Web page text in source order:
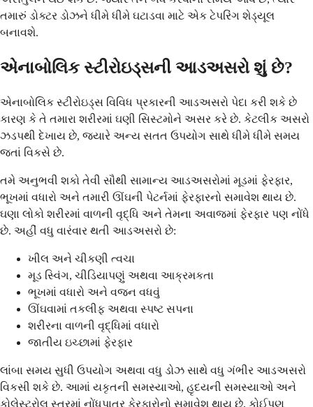
તમારું ડોક્ટર ડોઝને ધીમે ધીમે ઘટાડવા માટે એક ટેપરિંગ શેડ્યૂલ
બનાવશે.
એનાબોલિક સ્ટીરોઇડ્સની આડઅસરો શું છે?
એનાબોલિક સ્ટીરોઇડ્સ વિવિધ પ્રકારની આડઅસરો પેદા કરી શકે છે
કારણ કે તે તમારા શરીરમાં ઘણી સિસ્ટમોને અસર કરે છે. કેટલીક અસરો
ઝડપથી દેખાય છે, જ્યારે અન્ય સતત ઉપયોગ સાથે ધીમે ધીમે સમય
જતાં વિકસે છે.
તમે અનુભવી શકો તેવી સૌથી સામાન્ય આડઅસરોમાં મૂડમાં ફેરફાર,
ભૂખમાં વધારો અને તમારી ઊંઘની પેટર્નમાં ફેરફારનો સમાવેશ થાય છે.
ઘણા લોકો શરીરમાં વાળની વૃદ્ધિ અને તેમના અવાજમાં ફેરફાર પણ નોંધે
છે. અહીં વધુ વારંવાર થતી આડઅસરો છે:
ખીલ અને ચીકણી ત્વચા
મૂડ સ્વિંગ, ચીડિયાપણું અથવા આક્રમકતા
ભૂખમાં વધારો અને વજન વધવું
ઊંઘવામાં તકલીફ અથવા સ્પષ્ટ સપના
શરીરના વાળની વૃદ્ધિમાં વધારો
જાતીય ઇચ્છામાં ફેરફાર
લાંબા સમય સુધી ઉપયોગ અથવા વધુ ડોઝ સાથે વધુ ગંભીર આડઅસરો
વિકસી શકે છે. આમાં યકૃતની સમસ્યાઓ, હૃદયની સમસ્યાઓ અને
કોલેસ્ટ્રોલ સ્તરમાં નોંધપાત્ર ફેરફારોનો સમાવેશ થાય છે. કોઈપણ